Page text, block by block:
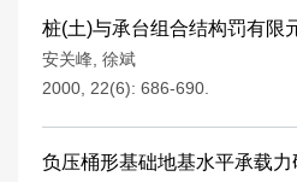
桩(土)与承台组合结构罚有限
安关峰 徐斌
2000, 22(6): 686-690.
负压桶形基础地基水平承载力